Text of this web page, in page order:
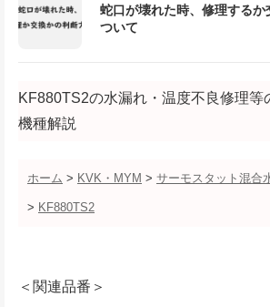
蛇口が壊れた時、修理する
ついて
KF880TS2の水漏れ・温度不良修理等
機種解説
ホーム > KVK・MYM > サーモスタット混合
> KF880TS2
＜関連品番＞